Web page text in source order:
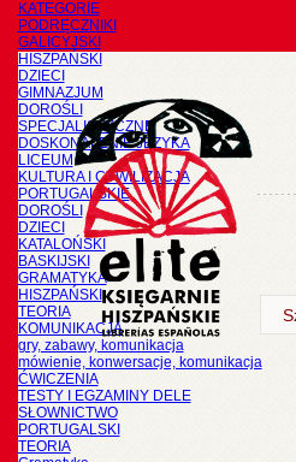
KATEGORIE
PODRĘCZNIKI
GALICYJSKI
HISZPAŃSKI
DZIECI
GIMNAZJUM
DOROŚLI
SPECJALISTYCZNE
DOSKONALENIE JĘZYKA
LICEUM
KULTURA I CYWILIZACJA
PORTUGALSKIE
DOROŚLI
DZIECI
KATALOŃSKI
BASKIJSKI
GRAMATYKA
HISZPAŃSKI
TEORIA
KOMUNIKACJA
gry, zabawy, komunikacja
mówienie, konwersacje, komunikacja
ĆWICZENIA
TESTY I EGZAMINY DELE
SŁOWNICTWO
PORTUGALSKI
TEORIA